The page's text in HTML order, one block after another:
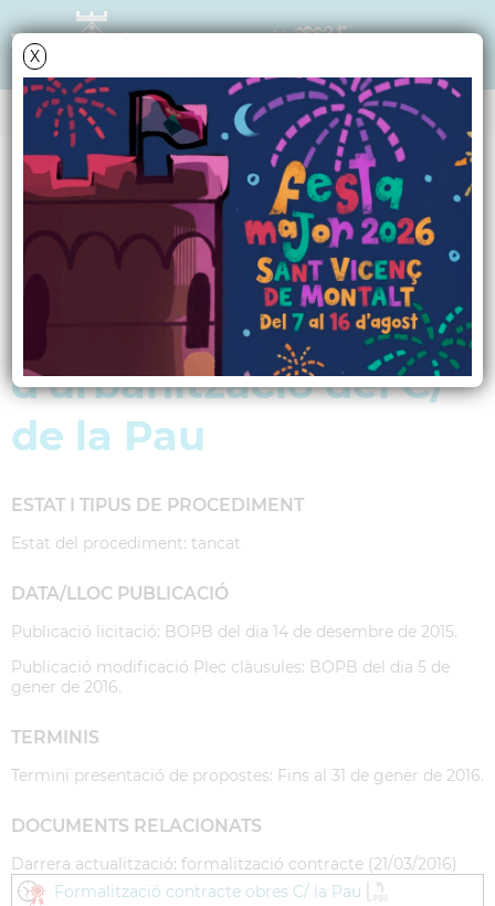
X
Data i hora oficial: 06-08-2026 16:30:04
PERFIL DE CONTRACTANT
Licitació de les obres
d'urbanització de la 1a
i 2a fase de les obres
d'urbanització del C/
de la Pau
ESTAT I TIPUS DE PROCEDIMENT
Estat del procediment: tancat
DATA/LLOC PUBLICACIÓ
Publicació licitació: BOPB del dia 14 de desembre de 2015.
Publicació modificació Plec clàusules: BOPB del dia 5 de
gener de 2016.
TERMINIS
Termini presentació de propostes: Fins al 31 de gener de 2016.
DOCUMENTS RELACIONATS
Darrera actualització: formalització contracte (21/03/2016)
Formalització contracte obres C/ la Pau